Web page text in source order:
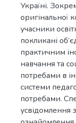
Україні.
оригінальної
учасники
покликані
практичним
навчання та
потребами в
системи
потребами.
усвідомлення